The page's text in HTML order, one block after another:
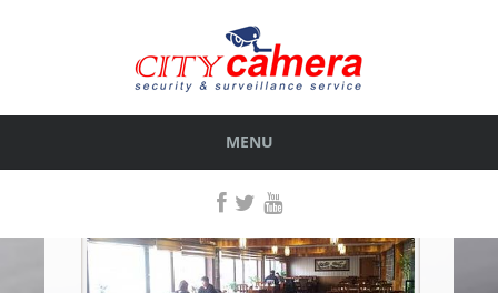
MENU
БЭЭЖИН НУГАС СҮЛЖЭЭ РЕСТОРАН
ГҮЙЦЭТГЭСЭН АЖИЛ